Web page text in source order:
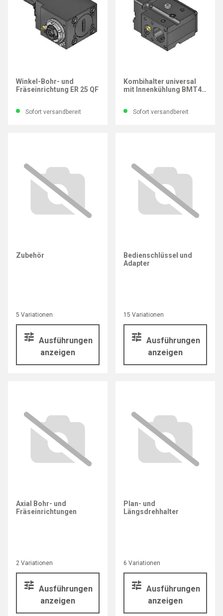
Winkel-Bohr- und
Fräseinrichtung ER 25 QF
Sofort versandbereit
Kombihalter universal
mit Innenkühlung BMT45
Sofort versandbereit
5 Variationen
Ausführungen
anzeigen
Zubehör
15 Variationen
Ausführungen
anzeigen
Bedienschlüssel und
Adapter
2 Variationen
Ausführungen
anzeigen
Axial Bohr- und
Fräseinrichtungen
6 Variationen
Ausführungen
anzeigen
Plan- und
Längsdrehhalter